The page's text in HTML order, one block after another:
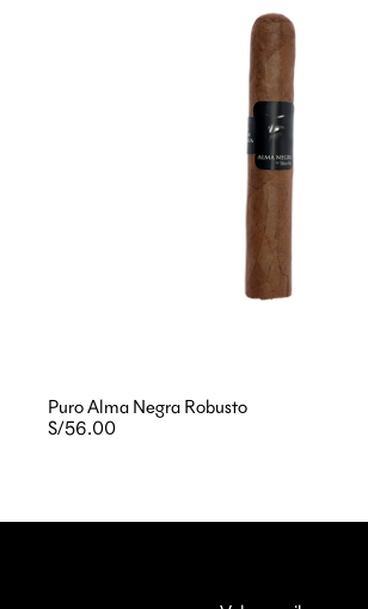
Puro Alma Negra Robusto
S/56.00